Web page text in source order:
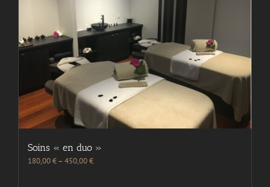
Soins « en duo »
180,00€– 450,00€